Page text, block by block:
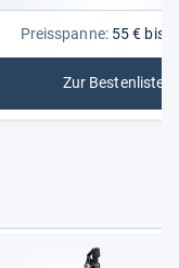
Preisspanne:55 € bis
Zur Bestenliste
: